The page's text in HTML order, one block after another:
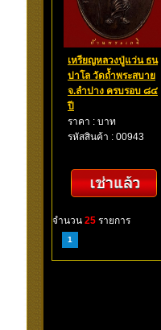
เหรียญหลวงปู่แว่น ธน
ปาโล วัดถ้ำพระสบาย
จ.ลำปาง ครบรอบ ๘๔
ปี
ราคา : บาท
รหัสสินค้า : 00943
จำนวน 25 รายการ
1